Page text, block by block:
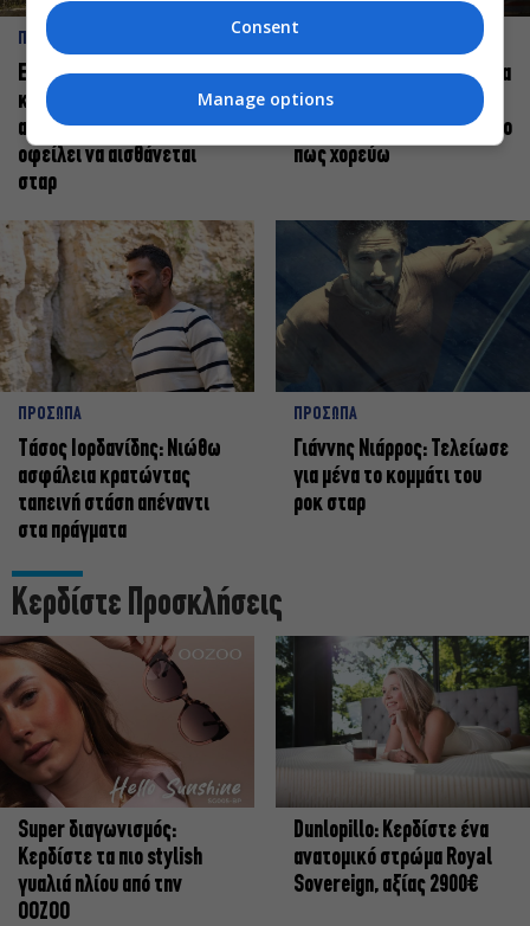
ΠΡΟΣΩΠΑ
Ελεάνα Ανδρεούδη: Κάθε
καλλιτέχνης όταν
ανεβαίνει στη σκηνή
οφείλει να αισθάνεται
σταρ
ΠΡΟΣΩΠΑ
Βαγγέλης Μπίκος: Έμαθα να
δίνω αξία στο ποιος είμαι
πάνω στη σκηνή και όχι στο
πως χορεύω
ΠΡΟΣΩΠΑ
Tάσος Ιορδανίδης: Νιώθω
ασφάλεια κρατώντας
ταπεινή στάση απέναντι
στα πράγματα
ΠΡΟΣΩΠΑ
Γιάννης Νιάρρος: Τελείωσε
για μένα το κομμάτι του
ροκ σταρ
Κερδίστε Προσκλήσεις
Super διαγωνισμός:
Κερδίστε τα πιο stylish
γυαλιά ηλίου από την
OOZOO
Dunlopillo: Κερδίστε ένα
ανατομικό στρώμα Royal
Sovereign, αξίας 2900€
Consent
Manage options